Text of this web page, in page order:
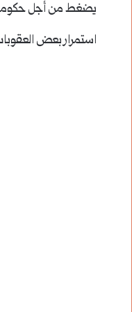
يضغط من أجل حكومة
استمرار بعض